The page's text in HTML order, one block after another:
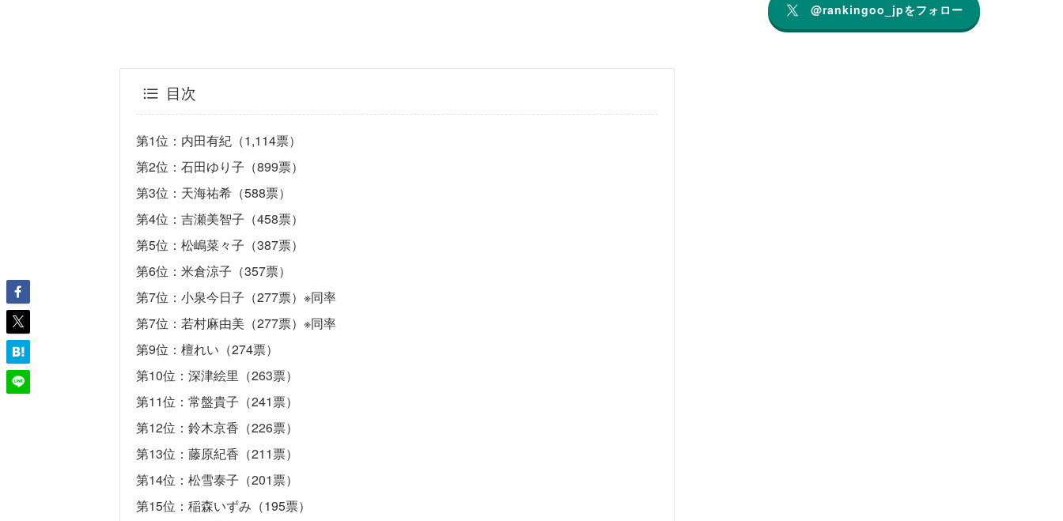
目次
第1位：内田有紀（1,114票）
第2位：石田ゆり子（899票）
第3位：天海祐希（588票）
第4位：吉瀬美智子（458票）
第5位：松嶋菜々子（387票）
第6位：米倉涼子（357票）
第7位：小泉今日子（277票）※同率
第7位：若村麻由美（277票）※同率
第9位：檀れい（274票）
第10位：深津絵里（263票）
第11位：常盤貴子（241票）
第12位：鈴木京香（226票）
第13位：藤原紀香（211票）
第14位：松雪泰子（201票）
第15位：稲森いずみ（195票）
@rankingoo_jpをフォロー